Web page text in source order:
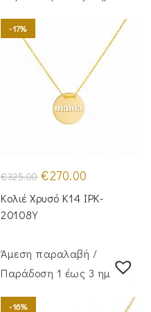
-17%
€325.00 Original
price
was:
€325.00.
€270.00
τιμή
είναι:
Κολιέ Χρυσό Κ14 IPK-
20108Y
Άμεση παραλαβή /
Παράδoση 1 έως 3 ημέρες
-16%